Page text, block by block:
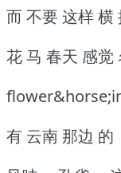
而 不要 这样 横
花 马 春天 感觉
有 云南 那边 的